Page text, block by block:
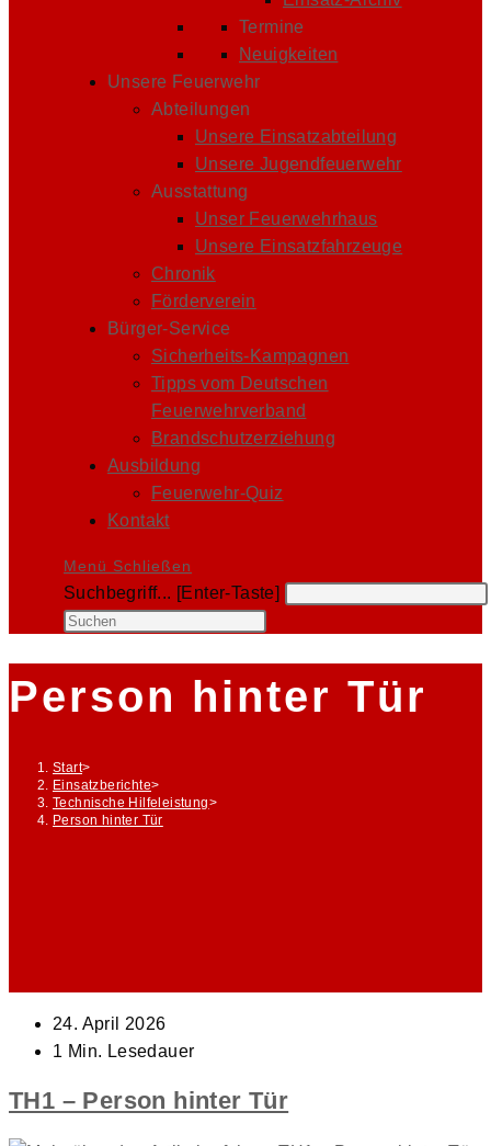
Termine
Neuigkeiten
Unsere Feuerwehr
Abteilungen
Unsere Einsatzabteilung
Unsere Jugendfeuerwehr
Ausstattung
Unser Feuerwehrhaus
Unsere Einsatzfahrzeuge
Chronik
Förderverein
Bürger-Service
Sicherheits-Kampagnen
Tipps vom Deutschen
Feuerwehrverband
Brandschutzerziehung
Ausbildung
Feuerwehr-Quiz
Kontakt
Menü Schließen
Diese
Website
Suchbegriff... [Enter-Taste]
close
Person hinter Tür
Start>
Einsatzberichte>
Technische Hilfeleistung>
Person hinter Tür
Beitrag
veröffentlicht:
24. April 2026
Lesedauer:
1 Min. Lesedauer
TH1 – Person hinter Tür